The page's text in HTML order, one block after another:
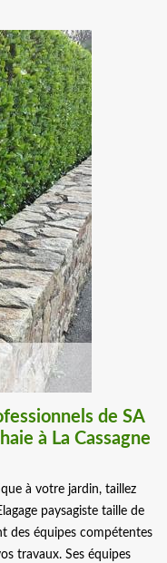
de SA
à La Cassagne
à votre jardin, taillez
paysagiste taille de
des équipes compétentes
travaux. Ses équipes